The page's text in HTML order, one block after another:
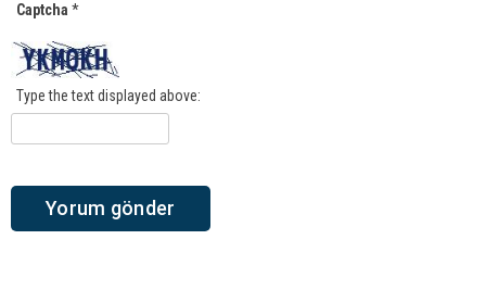
Captcha *
Type the text displayed above: